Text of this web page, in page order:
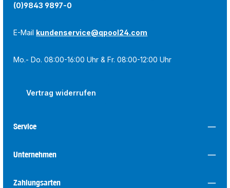
(0)9843 9897-0
E-Mail kundenservice@qpool24.com
Mo.- Do. 08:00-16:00 Uhr & Fr. 08:00-12:00 Uhr
Vertrag widerrufen
Service
Unternehmen
Zahlungsarten